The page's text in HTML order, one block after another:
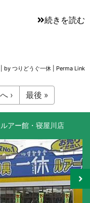
続きを読む
by つりどうぐ一休 Perma Link
› 最後 »
賀守山店